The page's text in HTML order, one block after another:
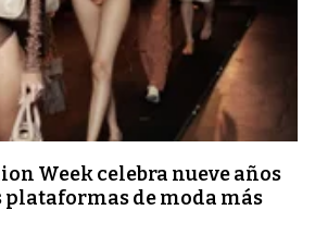
Week celebra nueve años
plataformas de moda más